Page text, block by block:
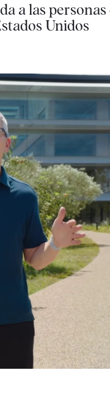
a las
Unidos